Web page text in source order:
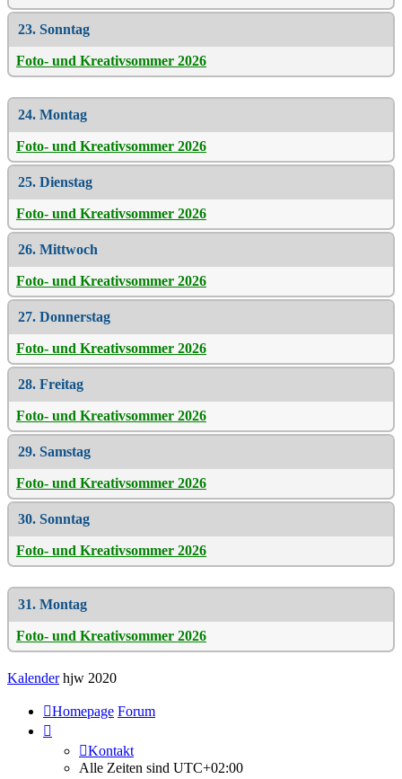
23. Sonntag
Foto- und Kreativsommer 2026
24. Montag
Foto- und Kreativsommer 2026
25. Dienstag
Foto- und Kreativsommer 2026
26. Mittwoch
Foto- und Kreativsommer 2026
27. Donnerstag
Foto- und Kreativsommer 2026
28. Freitag
Foto- und Kreativsommer 2026
29. Samstag
Foto- und Kreativsommer 2026
30. Sonntag
Foto- und Kreativsommer 2026
31. Montag
Foto- und Kreativsommer 2026
Kalenderhjw 2020
Homepage Forum
Kontakt
Alle Zeiten sind UTC+02:00